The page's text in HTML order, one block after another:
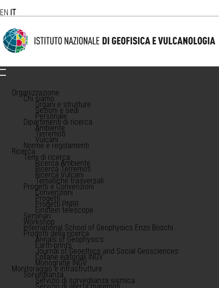
EN IT
Organizzazione
Chi siamo
Organi e strutture
Sezioni e sedi
Personale
Dipartimenti di ricerca
Ambiente
Terremoti
Vulcani
Norme e regolamenti
Ricerca
Temi di ricerca
Ricerca Ambiente
Ricerca Terremoti
Ricerca Vulcani
Tematiche trasversali
Progetti e Convenzioni
Convenzioni
Progetti
Progetti PNRR
Einstein telescope
Seminari
Workshop
International School of Geophysics Enzo Boschi
Prodotti della ricerca
Annals of Geophysics
Earth-prints
Journal of Geoethics and Social Geosciences
Collane editoriali INGV
Monografie INGV
Monitoraggio e infrastrutture
Sorveglianza
Servizio di sorveglianza sismica
Servizio di allerta maremoti